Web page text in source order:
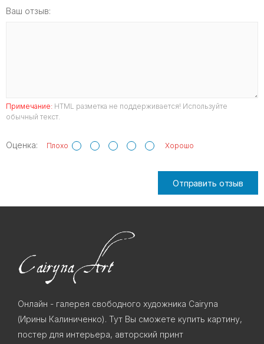
Ваш отзыв:
Примечание: HTML разметка не поддерживается! Используйте
обычный текст.
Оценка: Плохо Хорошо
Отправить отзыв
Онлайн - галерея свободного художника Cairyna
(Ирины Калиниченко). Тут Вы сможете купить картину,
постер для интерьера, авторский принт